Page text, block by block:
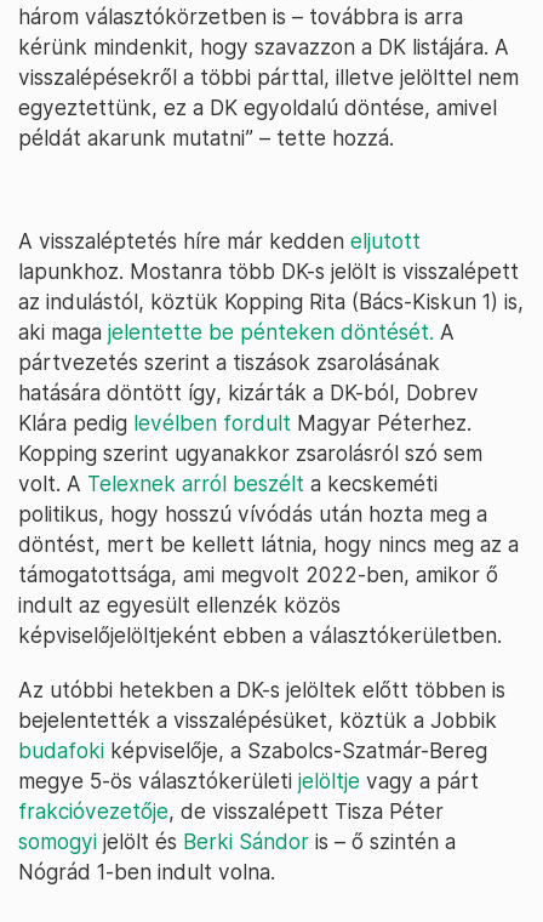
három választókörzetben is – továbbra is arra
kérünk mindenkit, hogy szavazzon a DK listájára. A
visszalépésekről a többi párttal, illetve jelölttel nem
egyeztettünk, ez a DK egyoldalú döntése, amivel
példát akarunk mutatni” – tette hozzá.
A visszaléptetés híre már kedden eljutott
lapunkhoz. Mostanra több DK-s jelölt is visszalépett
az indulástól, köztük Kopping Rita (Bács-Kiskun 1) is,
aki maga jelentette be pénteken döntését. A
pártvezetés szerint a tiszások zsarolásának
hatására döntött így, kizárták a DK-ból, Dobrev
Klára pedig levélben fordult Magyar Péterhez.
Kopping szerint ugyanakkor zsarolásról szó sem
volt. A Telexnek arról beszélt a kecskeméti
politikus, hogy hosszú vívódás után hozta meg a
döntést, mert be kellett látnia, hogy nincs meg az a
támogatottsága, ami megvolt 2022-ben, amikor ő
indult az egyesült ellenzék közös
képviselőjelöltjeként ebben a választókerületben.
Az utóbbi hetekben a DK-s jelöltek előtt többen is
bejelentették a visszalépésüket, köztük a Jobbik
budafoki képviselője, a Szabolcs-Szatmár-Bereg
megye 5-ös választókerületi jelöltje vagy a párt
frakcióvezetője, de visszalépett Tisza Péter
somogyi jelölt és Berki Sándor is – ő szintén a
Nógrád 1-ben indult volna.